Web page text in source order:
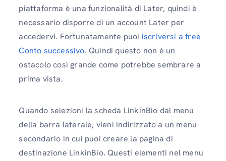
piattaforma è una funzionalità di Later, quindi è
necessario disporre di un account Later per
accedervi. Fortunatamente puoi iscriversi a free
Conto successivo. Quindi questo non è un
ostacolo così grande come potrebbe sembrare a
prima vista.
Quando selezioni la scheda LinkinBio dal menu
della barra laterale, vieni indirizzato a un menu
secondario in cui puoi creare la pagina di
destinazione LinkinBio. Questi elementi nel menu